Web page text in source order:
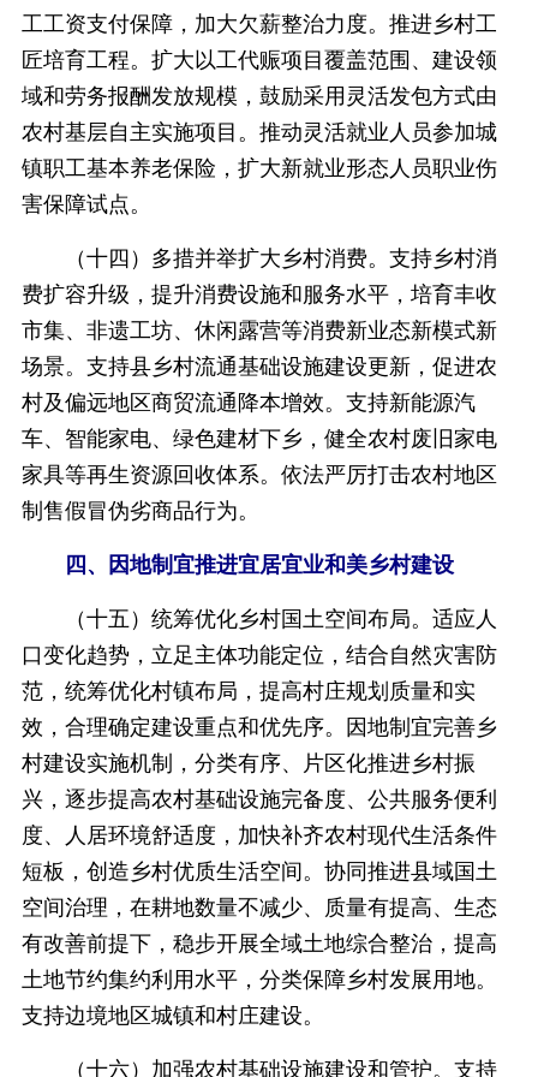
工工资支付保障，加大欠薪整治力度。推进乡村工
匠培育工程。扩大以工代赈项目覆盖范围、建设领
域和劳务报酬发放规模，鼓励采用灵活发包方式由
农村基层自主实施项目。推动灵活就业人员参加城
镇职工基本养老保险，扩大新就业形态人员职业伤
害保障试点。
（十四）多措并举扩大乡村消费。支持乡村消
费扩容升级，提升消费设施和服务水平，培育丰收
市集、非遗工坊、休闲露营等消费新业态新模式新
场景。支持县乡村流通基础设施建设更新，促进农
村及偏远地区商贸流通降本增效。支持新能源汽
车、智能家电、绿色建材下乡，健全农村废旧家电
家具等再生资源回收体系。依法严厉打击农村地区
制售假冒伪劣商品行为。
四、因地制宜推进宜居宜业和美乡村建设
（十五）统筹优化乡村国土空间布局。适应人
口变化趋势，立足主体功能定位，结合自然灾害防
范，统筹优化村镇布局，提高村庄规划质量和实
效，合理确定建设重点和优先序。因地制宜完善乡
村建设实施机制，分类有序、片区化推进乡村振
兴，逐步提高农村基础设施完备度、公共服务便利
度、人居环境舒适度，加快补齐农村现代生活条件
短板，创造乡村优质生活空间。协同推进县域国土
空间治理，在耕地数量不减少、质量有提高、生态
有改善前提下，稳步开展全域土地综合整治，提高
土地节约集约利用水平，分类保障乡村发展用地。
支持边境地区城镇和村庄建设。
（十六）加强农村基础设施建设和管护。支持